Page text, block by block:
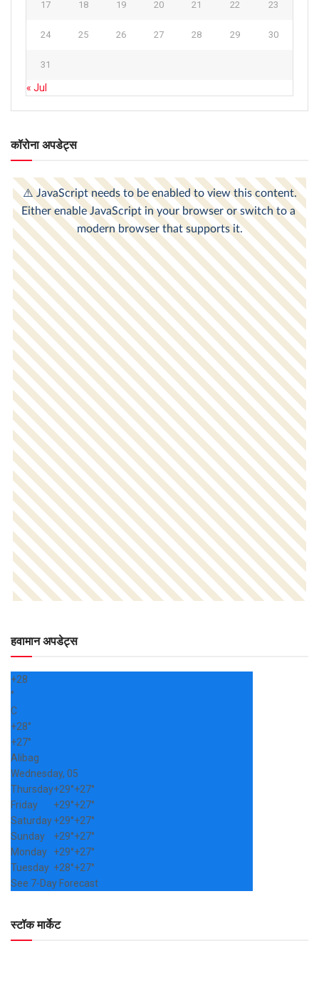
17 18 19 20 21 22 23
24 25 26 27 28 29 30
31
« Jul
कॉरोना अपडेट्स
हवामान अपडेट्स
+28
°
C
+28°
+27°
Alibag
Wednesday, 05
Thursday+29°+27°
Friday
+29°+27°
Saturday+29°+27°
Sunday
+29°+27°
Monday
+29°+27°
Tuesday +28°+27°
See 7-Day Forecast
स्टॉक मार्केट